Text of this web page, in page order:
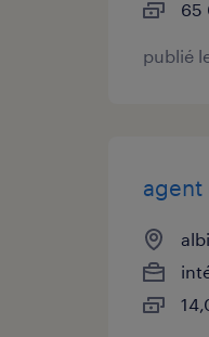
65
publié
agent